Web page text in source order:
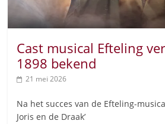
Cast musical Efteling
1898 bekend
21 mei 2026
Na het succes van de Efteling-
Joris en de Draak’